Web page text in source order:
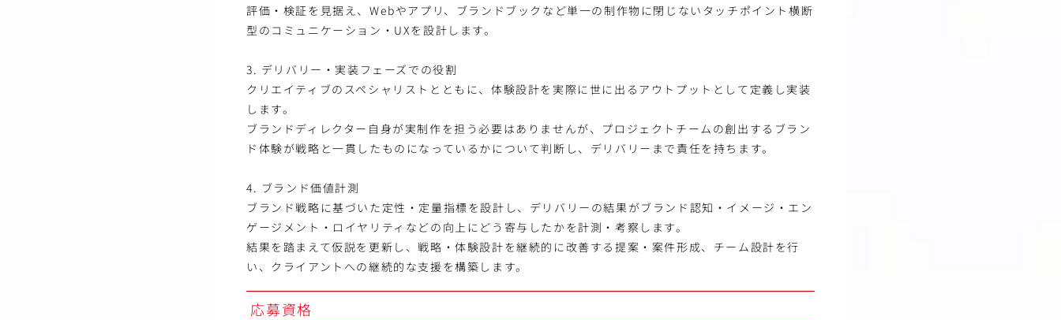
評価・検証を見据え、Webやアプリ、ブランドブックなど単一の制作物に閉じないタッチポイント横断
型のコミュニケーション・UXを設計します。
3. デリバリー・実装フェーズでの役割
クリエイティブのスペシャリストとともに、体験設計を実際に世に出るアウトプットとして定義し実装
します。
ブランドディレクター自身が実制作を担う必要はありませんが、プロジェクトチームの創出するブラン
ド体験が戦略と一貫したものになっているかについて判断し、デリバリーまで責任を持ちます。
4. ブランド価値計測
ブランド戦略に基づいた定性・定量指標を設計し、デリバリーの結果がブランド認知・イメージ・エン
ゲージメント・ロイヤリティなどの向上にどう寄与したかを計測・考察します。
結果を踏まえて仮説を更新し、戦略・体験設計を継続的に改善する提案・案件形成、チーム設計を行
い、クライアントへの継続的な支援を構築します。
応募資格